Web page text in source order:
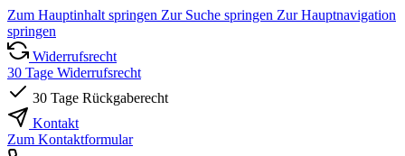
Zum Hauptinhalt springen Zur Suche springen Zur Hauptnavigation
springen
Widerrufsrecht
30 Tage Widerrufsrecht
30 Tage Rückgaberecht
Kontakt
Zum Kontaktformular